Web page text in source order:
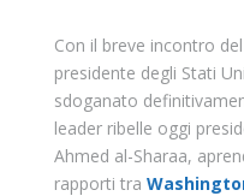
Con il breve incontro
presidente degli Stati
sdoganato
leader ribelle oggi
Ahmed al-Sharaa,
rapporti tra